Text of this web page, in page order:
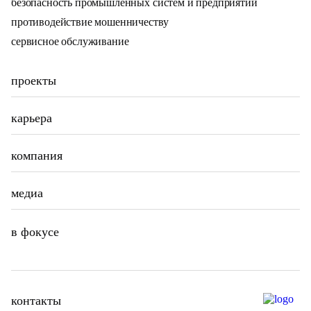
контакты
противодействие мошенничеству
сервисное обслуживание
проекты
карьера
компания
в фокусе
медиа